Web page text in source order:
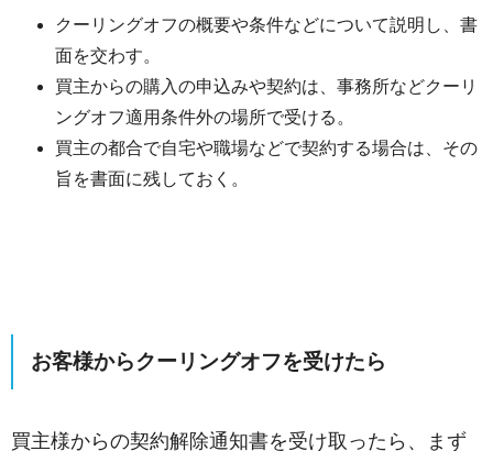
クーリングオフの概要や条件などについて説明し、書
面を交わす。
買主からの購入の申込みや契約は、事務所などクーリ
ングオフ適用条件外の場所で受ける。
買主の都合で自宅や職場などで契約する場合は、その
旨を書面に残しておく。
お客様からクーリングオフを受けたら
買主様からの契約解除通知書を受け取ったら、まず